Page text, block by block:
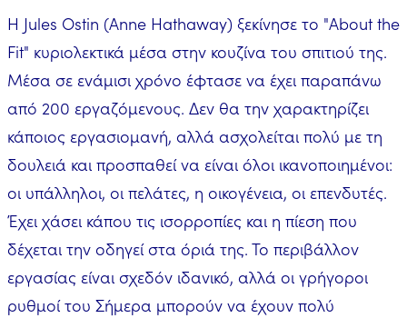
Η Jules Ostin (Anne Hathaway) ξεκίνησε το "About the
Fit" κυριολεκτικά μέσα στην κουζίνα του σπιτιού της.
Μέσα σε ενάμισι χρόνο έφτασε να έχει παραπάνω
από 200 εργαζόμενους. Δεν θα την χαρακτηρίζει
κάποιος εργασιομανή, αλλά ασχολείται πολύ με τη
δουλειά και προσπαθεί να είναι όλοι ικανοποιημένοι:
οι υπάλληλοι, οι πελάτες, η οικογένεια, οι επενδυτές.
Έχει χάσει κάπου τις ισορροπίες και η πίεση που
δέχεται την οδηγεί στα όριά της. Το περιβάλλον
εργασίας είναι σχεδόν ιδανικό, αλλά οι γρήγοροι
ρυθμοί του Σήμερα μπορούν να έχουν πολύ